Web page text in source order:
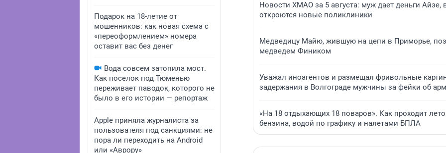
Подарок на 18-летие от
мошенников: как новая схема с
«переоформлением» номера
оставит вас без денег
Вода совсем затопила мост.
Как поселок под Тюменью
переживает паводок, которого не
было в его истории — репортаж
Apple приняла журналиста за
пользователя под санкциями: не
пора ли переходить на Android
или «Аврору»
Новости ХМАО за 5 августа: муж дает деньги Айзе,
откроются новые поликлиники
Медведицу Майю, жившую на цепи в Приморье,
медведем Фиником
Уважал иноагентов и размещал фривольные
задержания в Волгограде мужчины за фейки об
«На 18 отдыхающих 18 поваров». Как проходит
бензина, водой по графику и налетами БПЛА